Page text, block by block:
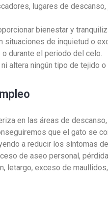
lugares de descanso,
bienestar y
situaciones de inquietud o
durante el periodo del celo.
altera ningún tipo de tejido o
en las áreas de
que el gato se
a reducir los síntomas
de aseo personal,
letargo, exceso de